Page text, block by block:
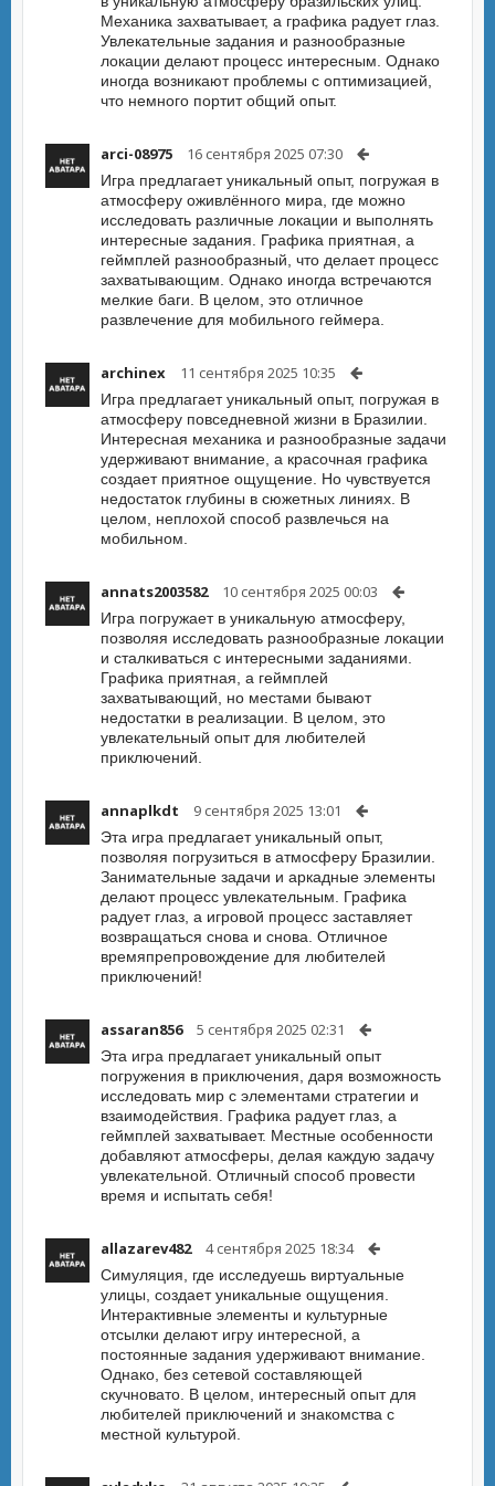
Механика захватывает, а графика радует глаз.
Увлекательные задания и разнообразные
локации делают процесс интересным. Однако
иногда возникают проблемы с оптимизацией,
что немного портит общий опыт.
arci-08975 16 сентября 2025 07:30
Игра предлагает уникальный опыт, погружая в
атмосферу оживлённого мира, где можно
исследовать различные локации и выполнять
интересные задания. Графика приятная, а
геймплей разнообразный, что делает процесс
захватывающим. Однако иногда встречаются
мелкие баги. В целом, это отличное
развлечение для мобильного геймера.
archinex 11 сентября 2025 10:35
Игра предлагает уникальный опыт, погружая в
атмосферу повседневной жизни в Бразилии.
Интересная механика и разнообразные задачи
удерживают внимание, а красочная графика
создает приятное ощущение. Но чувствуется
недостаток глубины в сюжетных линиях. В
целом, неплохой способ развлечься на
мобильном.
annats2003582 10 сентября 2025 00:03
Игра погружает в уникальную атмосферу,
позволяя исследовать разнообразные локации
и сталкиваться с интересными заданиями.
Графика приятная, а геймплей
захватывающий, но местами бывают
недостатки в реализации. В целом, это
увлекательный опыт для любителей
приключений.
annaplkdt 9 сентября 2025 13:01
Эта игра предлагает уникальный опыт,
позволяя погрузиться в атмосферу Бразилии.
Занимательные задачи и аркадные элементы
делают процесс увлекательным. Графика
радует глаз, а игровой процесс заставляет
возвращаться снова и снова. Отличное
времяпрепровождение для любителей
приключений!
assaran856 5 сентября 2025 02:31
Эта игра предлагает уникальный опыт
погружения в приключения, даря возможность
исследовать мир с элементами стратегии и
взаимодействия. Графика радует глаз, а
геймплей захватывает. Местные особенности
добавляют атмосферы, делая каждую задачу
увлекательной. Отличный способ провести
время и испытать себя!
allazarev482 4 сентября 2025 18:34
Симуляция, где исследуешь виртуальные
улицы, создает уникальные ощущения.
Интерактивные элементы и культурные
отсылки делают игру интересной, а
постоянные задания удерживают внимание.
Однако, без сетевой составляющей
скучновато. В целом, интересный опыт для
любителей приключений и знакомства с
местной культурой.